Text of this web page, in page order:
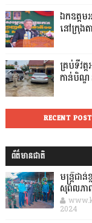
ឯកឧត្តម
នៅក្រុងត
គ្រប់ទីវត្
កាន់បិណ្ឌ
RECENT
ព័ត៌មានជាតិ
មន្ត្រីជា
សុពលភា
2024